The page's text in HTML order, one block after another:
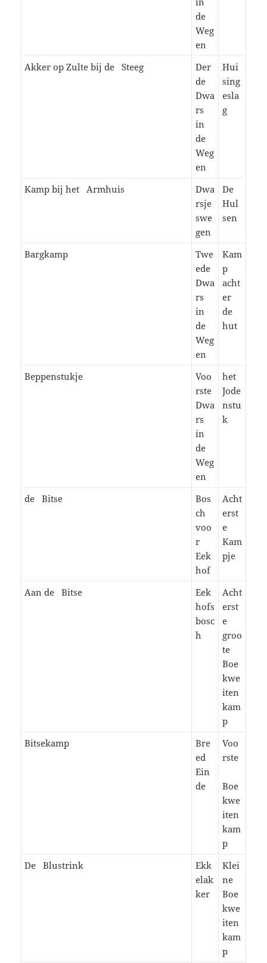
de
Weg
en
Akker op Zulte bij de Steeg
Der
de
Dwa
rs
in
de
Weg
en
Hui
sing
esla
g
Kamp bij het Armhuis
Dwa
rsje
swe
gen
De
Hul
sen
Bargkamp
Twe
ede
Dwa
rs
in
de
Weg
en
Kam
p
acht
er
de
hut
Beppenstukje
Voo
rste
Dwa
rs
in
de
Weg
en
het
Jode
nstu
k
de Bitse
Bos
ch
voo
r
Eek
hof
Acht
erst
e
Kam
pje
Aan de Bitse
Eek
hofs
bosc
h
Acht
erst
e
groo
te
Boe
kwe
iten
kam
p
Bitsekamp
Bre
ed
Ein
de
Voo
rste
Boe
kwe
iten
kam
p
De Blustrink
Ekk
elak
ker
Klei
ne
Boe
kwe
iten
kam
p